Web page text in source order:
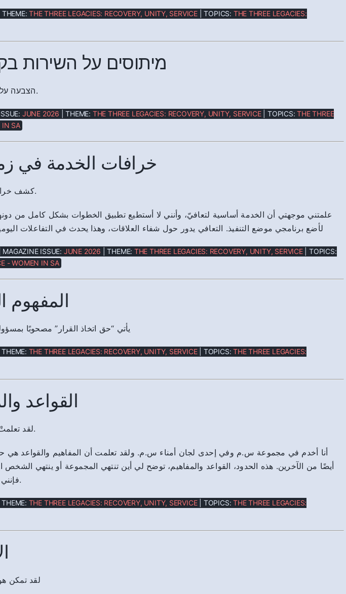
| THEME:THE THREE LEGACIES: RECOVERY, UNITY, SERVICE | TOPICS: THE THREE LEGACIES:
מיתוסים על השירות
הצבעה על המיתוסים בשירות עוזרת לה לזהות מהי האמת.
JUNE 2026 | THEME: THE THREE LEGACIES: RECOVERY, UNITY, SERVICE| TOPICS:THE THREE
IN SA
خرافات الخدمة في
كشف خرافات الخدمة يساعدها على أن تميز ما هو حقيقي.
علمتني موجهتي أن الخدمة أساسية لتعافيّ، وأنني لا أستطيع تطبيق الخطوات بشكل كامل من
لأضع برنامجي موضع التنفيذ. التعافي يدور حول شفاء العلاقات، وهذا يحدث في التفاعلات
| MAGAZINE ISSUE: JUNE 2026 | THEME: THE THREE LEGACIES: RECOVERY, UNITY, SERVICE| TOPICS:
- WOMEN IN SA
المفهوم
يأتي “حق اتخاذ القرار” مصحوبًا
| THEME: THE THREE LEGACIES: RECOVERY, UNITY, SERVICE| TOPICS:THE THREE LEGACIES:
القواعد
لقد تعلمتْ أنها آمنة ومحمية داخل حدود القواعد والمفاهيم.
أنا أخدم في مجموعة س.م وفي إحدى لجان أمناء س.م. ولقد تعلمت أن المفاهيم والقواعد هي
أيضًا من الآخرين. هذه الحدود، القواعد والمفاهيم، توضح لي أين تنتهي المجموعة أو ينتهي الشخص
فإنني الذات تمنعني بطريقة ما، وتتضرر خدمة الآخرين.
| THEME: THE THREE LEGACIES: RECOVERY, UNITY, SERVICE| TOPICS:THE THREE LEGACIES:
لقد تمكن